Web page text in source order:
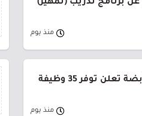
عن برنامج تدريب (تمهير)
منذ يوم
شركة كاتريون للتموين القابضة تعلن توفر 35 وظيفة
منذ يوم